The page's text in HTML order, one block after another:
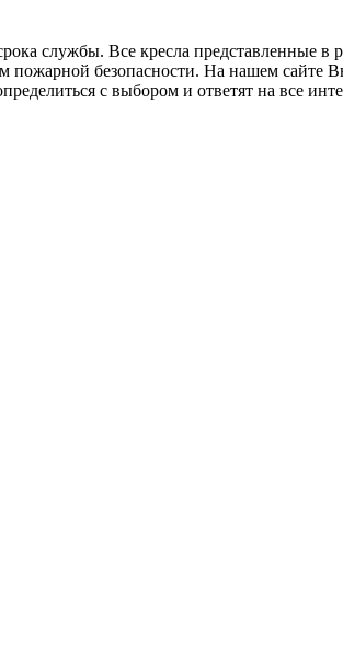
службы. Все кресла представленные в
безопасности. На нашем сайте
с выбором и ответят на все